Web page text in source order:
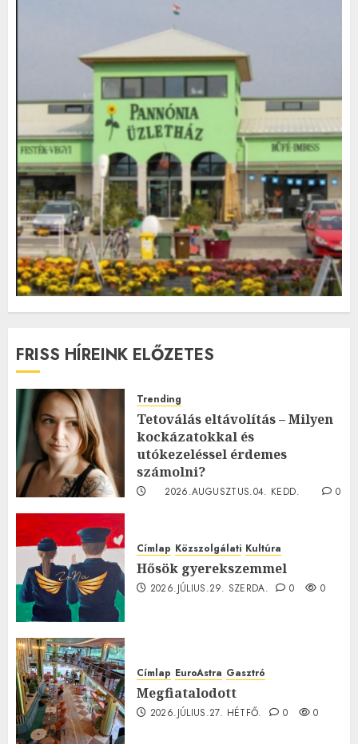
FRISS HÍREINK ELŐZETES
Trending
Tetoválás eltávolítás – Milyen
kockázatokkal és
utókezeléssel érdemes
számolni?
2026.AUGUSZTUS.04. KEDD.
0
Címlap Közszolgálati Kultúra
Hősök gyerekszemmel
2026.JÚLIUS.29. SZERDA. 0 0
Címlap EuroAstra Gasztró
Megfiatalodott
2026.JÚLIUS.27. HÉTFŐ. 0 0